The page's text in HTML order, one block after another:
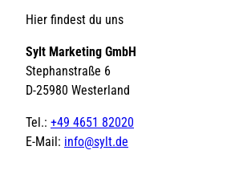
Hier findest du uns
Sylt Marketing GmbH
Stephanstraße 6
D-25980 Westerland
Tel.: +49 4651 82020
E-Mail: info@sylt.de